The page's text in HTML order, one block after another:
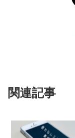
関連記事